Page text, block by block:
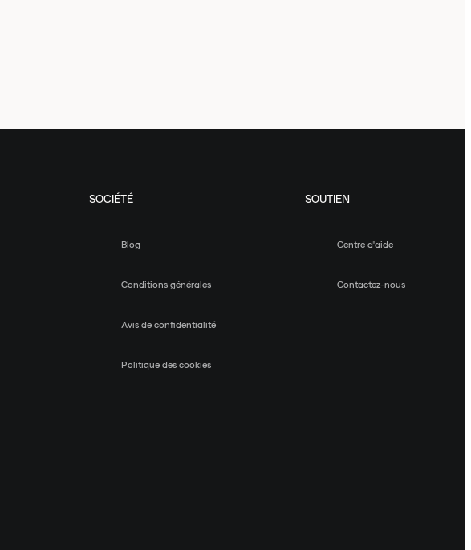
SOCIÉTÉ
Blog
Conditions générales
Avis de confidentialité
Politique des cookies
SOUTIEN
Centre d'aide
Contactez-nous